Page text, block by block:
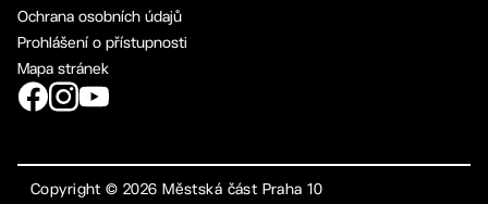
Ochrana osobních údajů
Prohlášení o přístupnosti
Mapa stránek
Copyright ©2026 Městská část Praha 10